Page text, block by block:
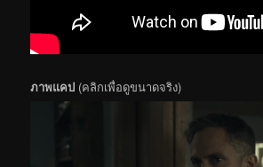
ภาพแคป (คลิกเพื่อดูขนาดจริง)